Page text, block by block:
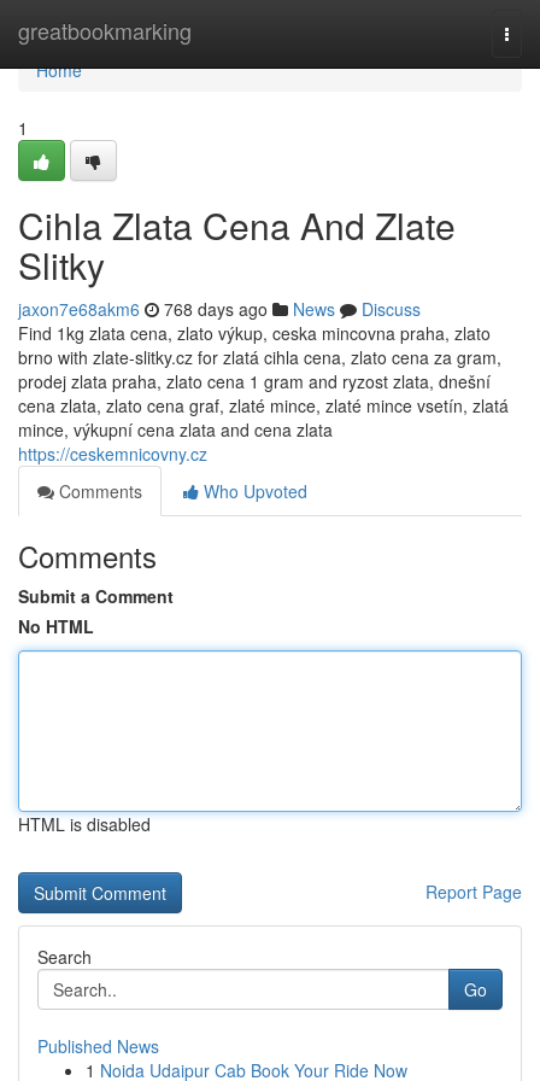
greatbookmarking
Home
Home
1
Cihla Zlata Cena And Zlate
Slitky
jaxon7e68akm6 768 days ago News
Discuss
Find 1kg zlata cena, zlato výkup, ceska mincovna praha, zlato
brno with zlate-slitky.cz for zlatá cihla cena, zlato cena za gram,
prodej zlata praha, zlato cena 1 gram and ryzost zlata, dnešní
cena zlata, zlato cena graf, zlaté mince, zlaté mince vsetín, zlatá
mince, výkupní cena zlata and cena zlata
https://ceskemnicovny.cz
Comments
Who Upvoted
Comments
Submit a Comment
No HTML
HTML is disabled
Report Page
Search
Go
Published News
1 Noida Udaipur Cab Book Your Ride Now